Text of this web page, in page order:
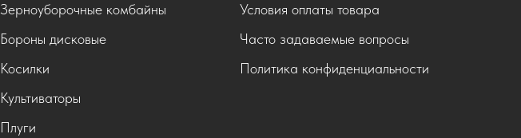
Зерноуборочные комбайны
Бороны дисковые
Косилки
Культиваторы
Плуги
Условия оплаты товара
Часто задаваемые вопросы
Политика конфиденциальности